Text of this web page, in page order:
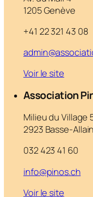
1205 Genève
+41 22 321 43 08
Voir le site
Association
Milieu du Village
2923 Basse-
032 423 41 60
info@pinos.ch
Voir le site